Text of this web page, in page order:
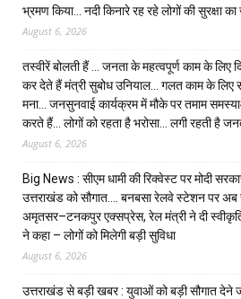
भ्रमण किया… नदी किनारे रह रहे लोगों की सुरक्षा
August 6, 2026
तस्वीरें बोलती हैं … जनता के महत्वपूर्ण काम के लिए
कर देते हैं मंत्री सुबोध उनियाल… गलत काम के लिए
मना… जनसुनवाई कार्यक्रम में मौके पर तमाम
करते हैं… लोगों को रहता है भरोसा… लगी रहती है
August 6, 2026
Big News : सीएम धामी की रिक्वेस्ट पर मोदी
उत्तराखंड को सौगात…. बनबसा रेलवे स्टेशन पर अब
अमृतसर–टनकपुर एक्सप्रेस, रेल मंत्री ने दी
ने कहा – लोगों को मिलेगी बड़ी सुविधा
August 6, 2026
उत्तराखंड से बड़ी खबर : युवाओं को बड़ी सौगात देने